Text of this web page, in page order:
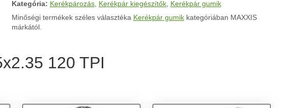
Kategória: Kerékpározás, Kerékpár kiegészítők, Kerékpár gumik
Minőségi termékek széles választéka Kerékpár gumikkategóriában MAXXIS
márkától.
120 TPI